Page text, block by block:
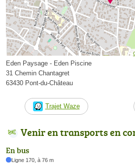
Eden Paysage - Eden Piscine
31 Chemin Chantagret
63430 Pont-du-Château
Trajet Waze
Venir en transports en
En bus
Ligne 170, à 76 m